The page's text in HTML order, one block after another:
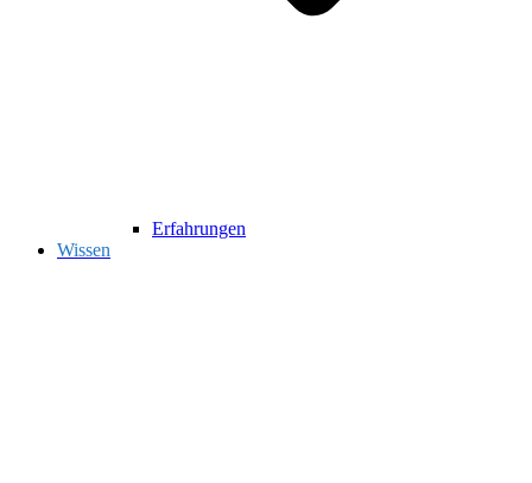
Erfahrungen
Wissen